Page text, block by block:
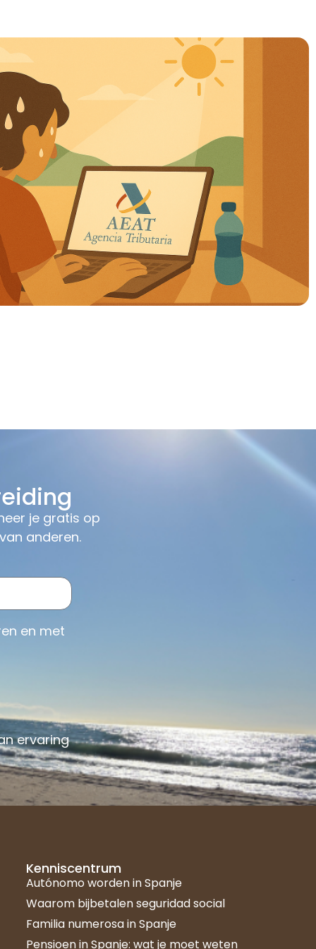
je gratis op
anderen.
en met
ervaring
Kenniscentrum
Autónomo worden in Spanje
Waarom bijbetalen seguridad social
Familia numerosa in Spanje
Pensioen in Spanje: wat je moet weten